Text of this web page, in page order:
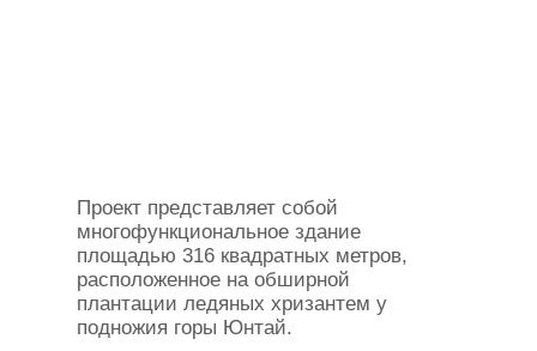
Проект представляет собой
многофункциональное здание
площадью 316 квадратных метров,
расположенное на обширной
плантации ледяных хризантем у
подножия горы Юнтай.